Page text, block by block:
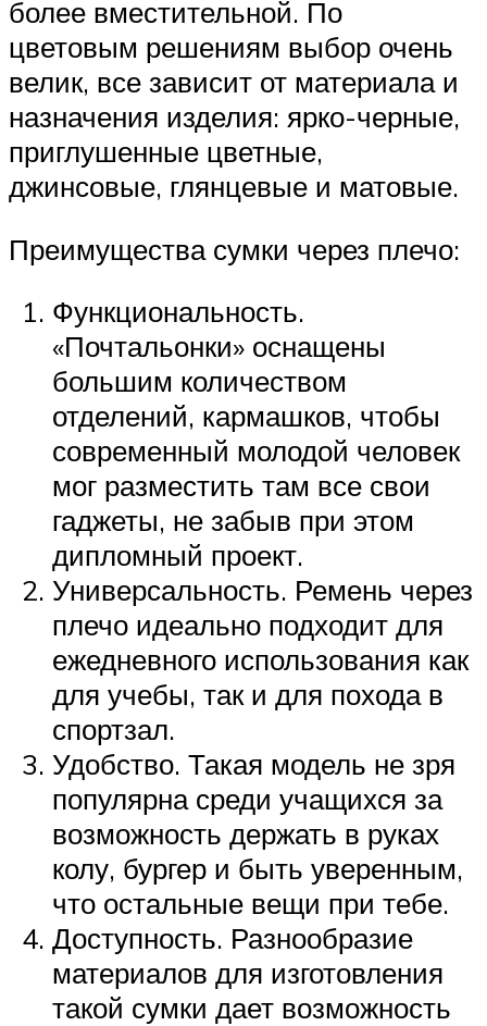
более вместительной. По
цветовым решениям выбор очень
велик, все зависит от материала и
назначения изделия: ярко-черные,
приглушенные цветные,
джинсовые, глянцевые и матовые.
Преимущества сумки через плечо:
Функциональность.
«Почтальонки» оснащены
большим количеством
отделений, кармашков, чтобы
современный молодой человек
мог разместить там все свои
гаджеты, не забыв при этом
дипломный проект.
Универсальность. Ремень через
плечо идеально подходит для
ежедневного использования как
для учебы, так и для похода в
спортзал.
Удобство. Такая модель не зря
популярна среди учащихся за
возможность держать в руках
колу, бургер и быть уверенным,
что остальные вещи при тебе.
Доступность. Разнообразие
материалов для изготовления
такой сумки дает возможность